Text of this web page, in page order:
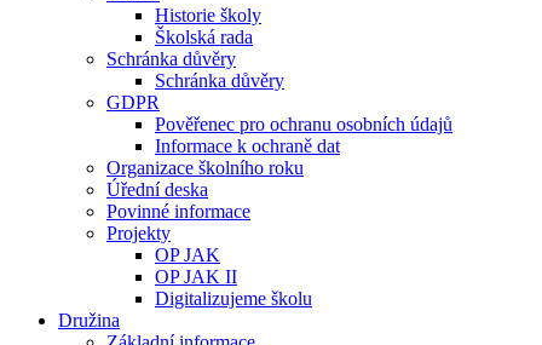
Historie školy
Školská rada
Schránka důvěry
Schránka důvěry
GDPR
Pověřenec pro ochranu osobních údajů
Informace k ochraně dat
Organizace školního roku
Úřední deska
Povinné informace
Projekty
OP JAK
OP JAK II
Digitalizujeme školu
Družina